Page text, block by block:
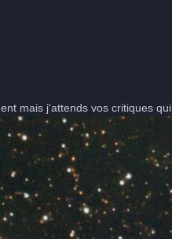
mais j'attends vos critiques